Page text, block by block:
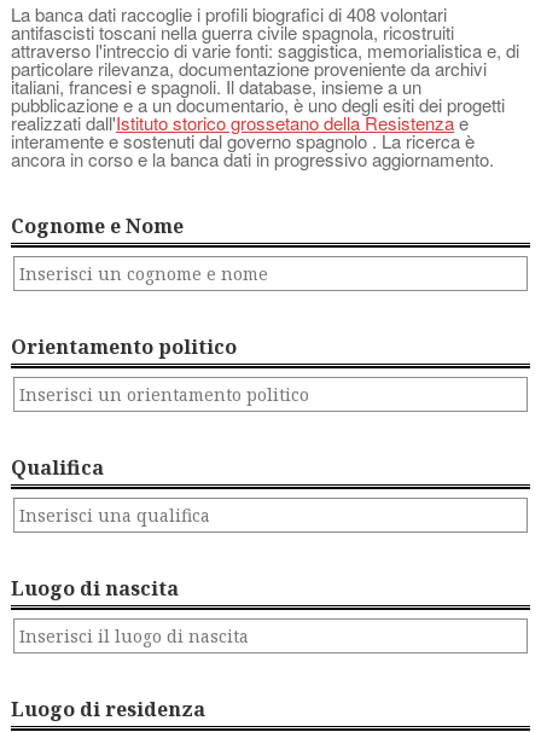
La banca dati raccoglie i profili biografici di 408 volontari
antifascisti toscani nella guerra civile spagnola, ricostruiti
attraverso l'intreccio di varie fonti: saggistica, memorialistica e, di
particolare rilevanza, documentazione proveniente da archivi
italiani, francesi e spagnoli. Il database, insieme a un
pubblicazione e a un documentario, è uno degli esiti dei progetti
realizzati dall'Istituto storico grossetano della Resistenzae
interamente e sostenuti dal governo spagnolo . La ricerca è
ancora in corso e la banca dati in progressivo aggiornamento.
Cognome e Nome
Orientamento politico
Qualifica
Luogo di nascita
Luogo di residenza